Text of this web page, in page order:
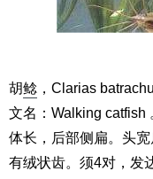
胡鲶 ，Clarias
文名：Walking catfish
体长，后部侧扁。头
有绒状齿。须4对，发